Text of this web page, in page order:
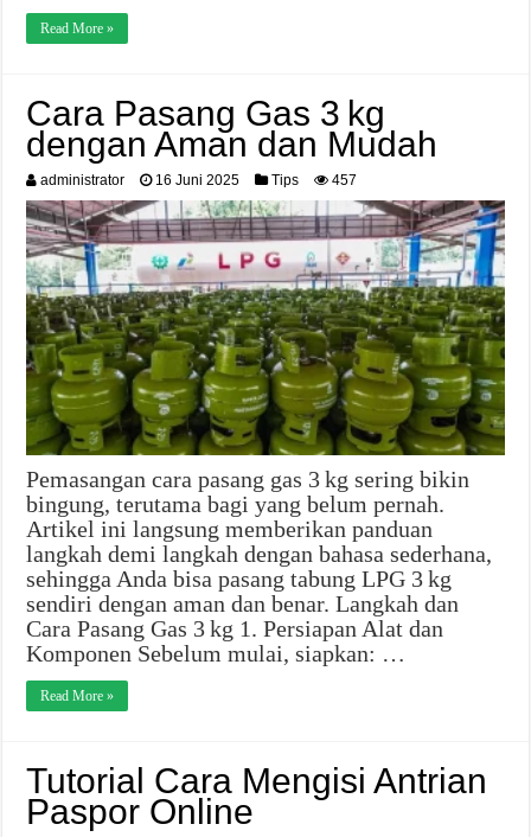
Read More »
Cara Pasang Gas 3 kg
dengan Aman dan Mudah
administrator 16 Juni 2025 Tips 457
Pemasangan cara pasang gas 3 kg sering bikin
bingung, terutama bagi yang belum pernah.
Artikel ini langsung memberikan panduan
langkah demi langkah dengan bahasa sederhana,
sehingga Anda bisa pasang tabung LPG 3 kg
sendiri dengan aman dan benar. Langkah dan
Cara Pasang Gas 3 kg 1. Persiapan Alat dan
Komponen Sebelum mulai, siapkan: …
Read More »
Tutorial Cara Mengisi Antrian
Paspor Online